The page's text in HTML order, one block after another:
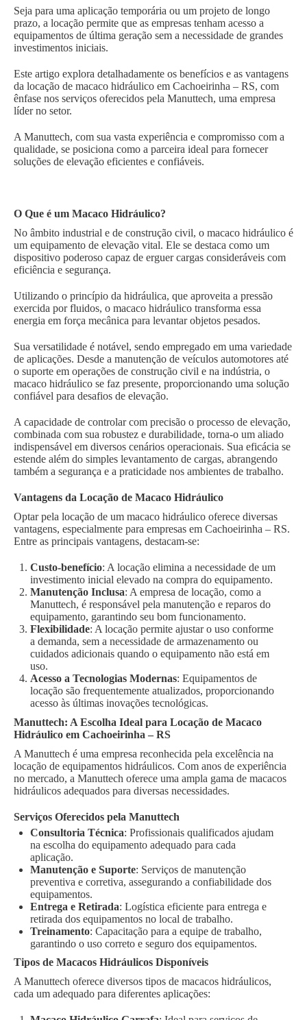
Seja para uma aplicação temporária ou um projeto de longo
prazo, a locação permite que as empresas tenham acesso a
equipamentos de última geração sem a necessidade de grandes
investimentos iniciais.
Este artigo explora detalhadamente os benefícios e as vantagens
da locação de macaco hidráulico em Cachoeirinha – RS, com
ênfase nos serviços oferecidos pela Manuttech, uma empresa
líder no setor.
A Manuttech, com sua vasta experiência e compromisso com a
qualidade, se posiciona como a parceira ideal para fornecer
soluções de elevação eficientes e confiáveis.
O Que é um Macaco Hidráulico?
No âmbito industrial e de construção civil, o macaco hidráulico é
um equipamento de elevação vital. Ele se destaca como um
dispositivo poderoso capaz de erguer cargas consideráveis com
eficiência e segurança.
Utilizando o princípio da hidráulica, que aproveita a pressão
exercida por fluidos, o macaco hidráulico transforma essa
energia em força mecânica para levantar objetos pesados.
Sua versatilidade é notável, sendo empregado em uma variedade
de aplicações. Desde a manutenção de veículos automotores até
o suporte em operações de construção civil e na indústria, o
macaco hidráulico se faz presente, proporcionando uma solução
confiável para desafios de elevação.
A capacidade de controlar com precisão o processo de elevação,
combinada com sua robustez e durabilidade, torna-o um aliado
indispensável em diversos cenários operacionais. Sua eficácia se
estende além do simples levantamento de cargas, abrangendo
também a segurança e a praticidade nos ambientes de trabalho.
Vantagens da Locação de Macaco Hidráulico
Optar pela locação de um macaco hidráulico oferece diversas
vantagens, especialmente para empresas em Cachoeirinha – RS.
Entre as principais vantagens, destacam-se:
Custo-benefício: A locação elimina a necessidade de um
investimento inicial elevado na compra do equipamento.
Manutenção Inclusa: A empresa de locação, como a
Manuttech, é responsável pela manutenção e reparos do
equipamento, garantindo seu bom funcionamento.
Flexibilidade: A locação permite ajustar o uso conforme
a demanda, sem a necessidade de armazenamento ou
cuidados adicionais quando o equipamento não está em
uso.
Acesso a Tecnologias Modernas: Equipamentos de
locação são frequentemente atualizados, proporcionando
acesso às últimas inovações tecnológicas.
Manuttech: A Escolha Ideal para Locação de Macaco
Hidráulico em Cachoeirinha – RS
A Manuttech é uma empresa reconhecida pela excelência na
locação de equipamentos hidráulicos. Com anos de experiência
no mercado, a Manuttech oferece uma ampla gama de macacos
hidráulicos adequados para diversas necessidades.
Serviços Oferecidos pela Manuttech
Consultoria Técnica: Profissionais qualificados ajudam
na escolha do equipamento adequado para cada
aplicação.
Manutenção e Suporte: Serviços de manutenção
preventiva e corretiva, assegurando a confiabilidade dos
equipamentos.
Entrega e Retirada: Logística eficiente para entrega e
retirada dos equipamentos no local de trabalho.
Treinamento: Capacitação para a equipe de trabalho,
garantindo o uso correto e seguro dos equipamentos.
Tipos de Macacos Hidráulicos Disponíveis
A Manuttech oferece diversos tipos de macacos hidráulicos,
cada um adequado para diferentes aplicações: